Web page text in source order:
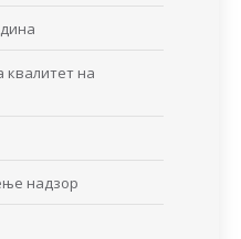
квалитет на
надзор